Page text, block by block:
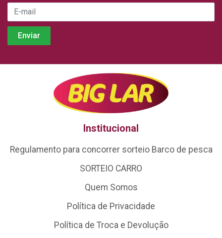
Institucional
Regulamento para concorrer sorteio Barco de pesca
SORTEIO CARRO
Quem Somos
Política de Privacidade
Política de Troca e Devolução